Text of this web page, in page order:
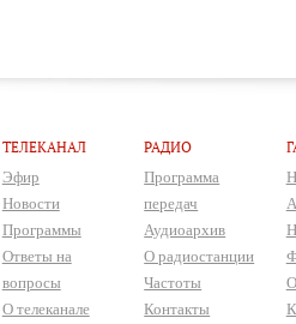
ТЕЛЕКАНАЛ
Эфир
Новости
Программы
Ответы на
вопросы
О телеканале
РАДИО
Программа
передач
Аудиоархив
О радиостанции
Частоты
Контакты